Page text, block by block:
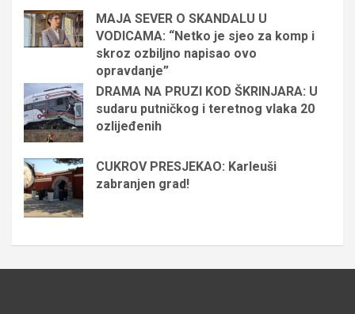
MAJA SEVER O SKANDALU U
VODICAMA: “Netko je sjeo za komp i
skroz ozbiljno napisao ovo
opravdanje”
DRAMA NA PRUZI KOD ŠKRINJARA: U
sudaru putničkog i teretnog vlaka 20
ozlijeđenih
CUKROV PRESJEKAO: Karleuši
zabranjen grad!